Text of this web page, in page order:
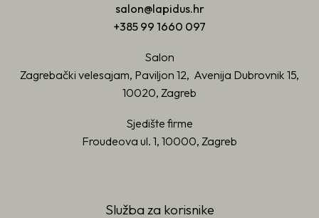
salon@lapidus.hr
+385 99 1660 097
Salon
Zagrebački velesajam, Paviljon 12, Avenija Dubrovnik 15,
10020, Zagreb
Sjedište firme
Froudeova ul. 1, 10000, Zagreb
Služba za korisnike